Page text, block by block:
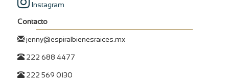
Instagram
Contacto
jenny@espiralbienesraices.mx
222 688 4477
222 569 0130